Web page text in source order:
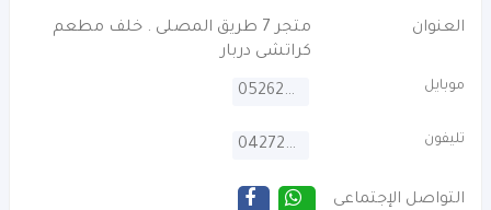
العنوان
متجر 7 طريق المصلى . خلف مطعم
كراتشى دربار
موبايل 0526241335
تليفون 042724372
التواصل الإجتماعى